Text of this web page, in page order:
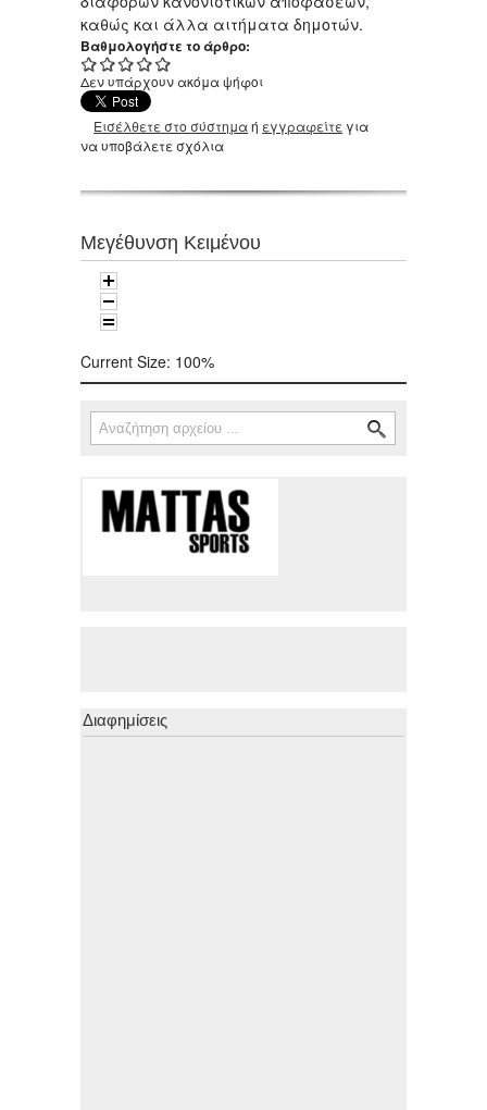
καθώς και άλλα αιτήματα δημοτών.
Βαθμολογήστε το άρθρο:
Δεν υπάρχουν ακόμα ψήφοι
Εισέλθετε στο σύστημαή εγγραφείτε για
να υποβάλετε σχόλια
Μεγέθυνση Κειμένου
Current Size: 100%
Φόρμα αναζήτησης
Αναζήτηση
Διαφημίσεις